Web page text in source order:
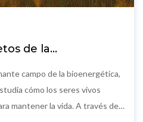
de la
campo de la bioenergética,
cómo los seres vivos
mantener la vida. A través de